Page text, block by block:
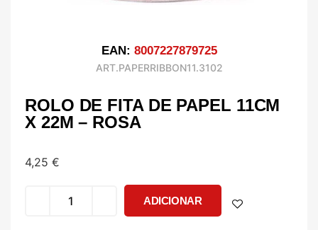
EAN: 8007227879725
ART.PAPERRIBBON11.3102
ROLO DE FITA DE PAPEL 11CM
X 22M – ROSA
4,25 €
ADICIONAR